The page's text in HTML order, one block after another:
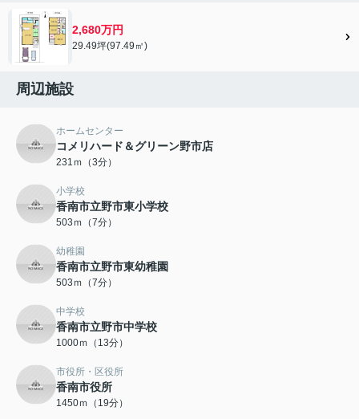
2,680万円
29.49坪(97.49㎡)
周辺施設
ホームセンター
コメリハード＆グリーン野市店
231ｍ（3分）
小学校
香南市立野市東小学校
503ｍ（7分）
幼稚園
香南市立野市東幼稚園
503ｍ（7分）
中学校
香南市立野市中学校
1000ｍ（13分）
市役所・区役所
香南市役所
1450ｍ（19分）